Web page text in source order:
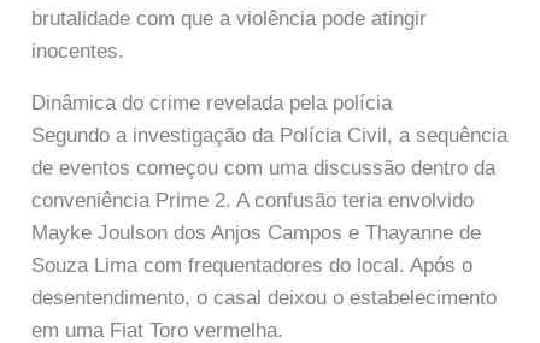
brutalidade com que a violência pode atingir
inocentes.
Dinâmica do crime revelada pela polícia
Segundo a investigação da Polícia Civil, a sequência
de eventos começou com uma discussão dentro da
conveniência Prime 2. A confusão teria envolvido
Mayke Joulson dos Anjos Campos e Thayanne de
Souza Lima com frequentadores do local. Após o
desentendimento, o casal deixou o estabelecimento
em uma Fiat Toro vermelha.